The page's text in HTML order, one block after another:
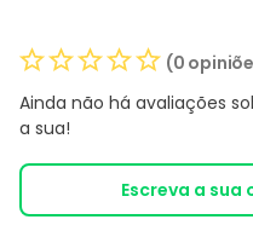
(0
Ainda não há avaliações
a sua!
Escreva a